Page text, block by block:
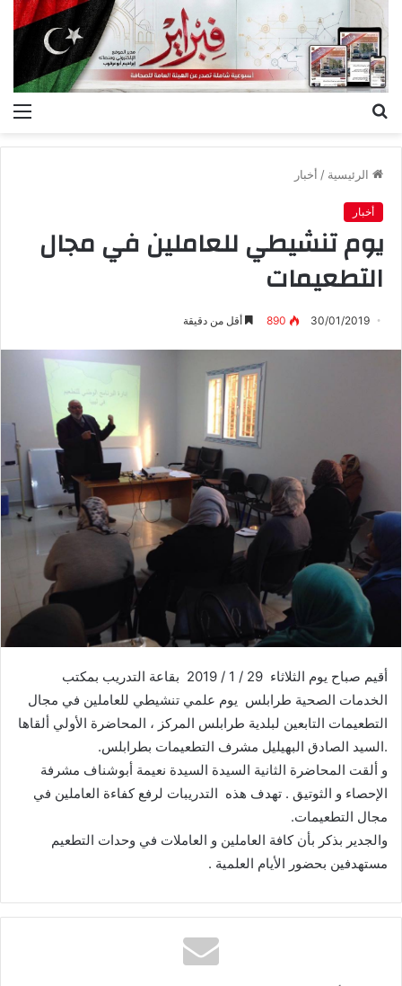
الرئيسية / أخبار
أخبار
يوم تنشيطي للعاملين في مجال
التطعيمات
30/01/2019
890 أقل من دقيقة
أقيم صباح يوم الثلاثاء 29 / 1 / 2019 بقاعة التدريب بمكتب
الخدمات الصحية طرابلس يوم علمي تنشيطي للعاملين في مجال
التطعيمات التابعين لبلدية طرابلس المركز ، المحاضرة الأولي ألقاها
.السيد الصادق البهيليل مشرف التطعيمات بطرابلس.
و ألقت المحاضرة الثانية السيدة السيدة نعيمة أبوشناف مشرفة
الإحصاء و الثوتيق . تهدف هذه التدريبات لرفع كفاءة العاملين في
مجال التطعيمات.
والجدير بذكر بأن كافة العاملين و العاملات في وحدات التطعيم
مستهدفين بحضور الأيام العلمية .